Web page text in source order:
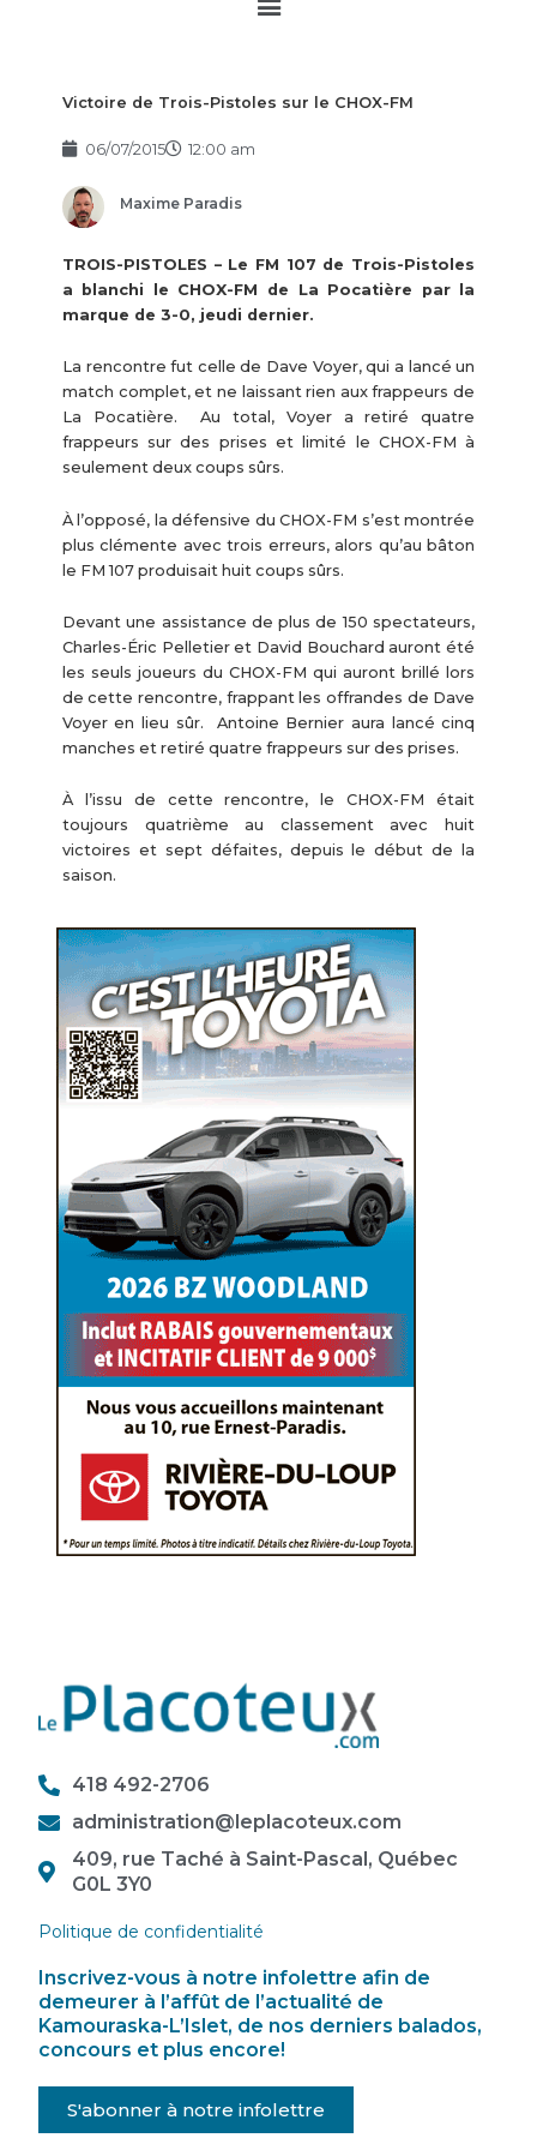
Victoire de Trois-Pistoles sur le CHOX-FM
06/07/2015 12:00 am
Maxime Paradis
TROIS-PISTOLES – Le FM 107 de Trois-Pistoles
a blanchi le CHOX-FM de La Pocatière par la
marque de 3-0, jeudi dernier.
La rencontre fut celle de Dave Voyer, qui a lancé un
match complet, et ne laissant rien aux frappeurs de
La Pocatière. Au total, Voyer a retiré quatre
frappeurs sur des prises et limité le CHOX-FM à
seulement deux coups sûrs.
À l’opposé, la défensive du CHOX-FM s’est montrée
plus clémente avec trois erreurs, alors qu’au bâton
le FM 107 produisait huit coups sûrs.
Devant une assistance de plus de 150 spectateurs,
Charles-Éric Pelletier et David Bouchard auront été
les seuls joueurs du CHOX-FM qui auront brillé lors
de cette rencontre, frappant les offrandes de Dave
Voyer en lieu sûr. Antoine Bernier aura lancé cinq
manches et retiré quatre frappeurs sur des prises.
À l’issu de cette rencontre, le CHOX-FM était
toujours quatrième au classement avec huit
victoires et sept défaites, depuis le début de la
saison.
418 492-2706
administration@leplacoteux.com
409, rue Taché à Saint-Pascal, Québec
G0L 3Y0
Politique de confidentialité
Inscrivez-vous à notre infolettre afin de
demeurer à l’affût de l’actualité de
Kamouraska-L’Islet, de nos derniers balados,
concours et plus encore!
S'abonner à notre infolettre